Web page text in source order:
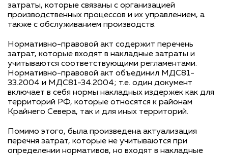
затраты, которые связаны с организацией
производственных процессов и их управлением, а
также с обслуживанием производств.
Нормативно-правовой акт содержит перечень
затрат, которые входят в накладные затраты и
учитываются соответствующими регламентами.
Нормативно-правовой акт объединил МДС81-
33.2004 и МДС81-34.2004; т.е. один документ
включает в себя нормы накладных издержек как для
территорий РФ, которые относятся к районам
Крайнего Севера, так и для иных территорий.
Помимо этого, была произведена актуализация
перечня затрат, которые не учитываются при
определении нормативов, но входят в накладные